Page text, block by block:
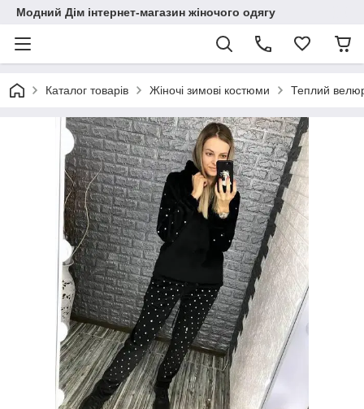
Модний Дім інтернет-магазин жіночого одягу
Каталог товарів Жіночі зимові костюми Теплий